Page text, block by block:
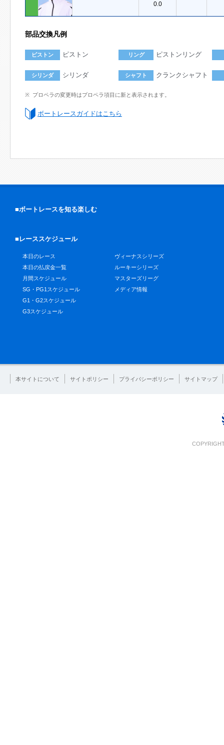
0.0
部品交換凡例
ピストン ピストン リング ピストンリング
シリンダ シリンダ シャフト クランクシャフト
プロペラの変更時はプロペラ項目に新と表示されます。
ボートレースガイドはこちら
■ボートレースを知る楽しむ
■レーススケジュール
本日のレース
本日の払戻金一覧
月間スケジュール
SG・PG1スケジュール
G1・G2スケジュール
G3スケジュール
ヴィーナスシリーズ
ルーキーシリーズ
マスターズリーグ
メディア情報
本サイトについて サイトポリシー プライバシーポリシー サイトマップ